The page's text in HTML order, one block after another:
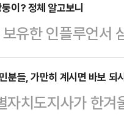
언에서 "웬만하면
야 될 것 같다"며
. 현재와 같은 입
가 매우 어렵다"고
국가 간 경쟁이 질
이? 정체 알고보니
유한 인플루언서
간인 것으로 드러
근 한 소셜미디어
와 카밀라는 화려
분들, 가만히 계시면 바보
자치도지사가 한